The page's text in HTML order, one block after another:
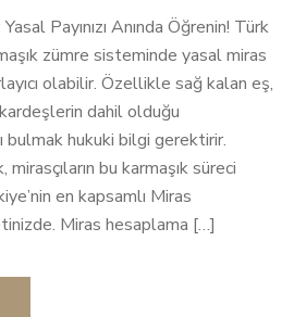
Payınızı Anında Öğrenin! Türk
zümre sisteminde yasal miras
olabilir. Özellikle sağ kalan eş,
dahil olduğu
bulmak hukuki bilgi gerektirir.
bu karmaşık süreci
en kapsamlı Miras
Miras hesaplama […]